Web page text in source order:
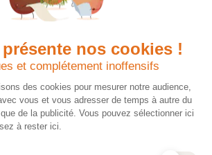
nos cookies !
et complétement inoffensifs
des cookies pour mesurer notre audience,
vous et vous adresser de temps à autre du
de la publicité. Vous pouvez sélectionner ici
à rester ici.
?
à une
d’utilité
est
% de l’impôt
de
des dons
Donner en confiance
Vos dons sont
déductibles à 75 % de
vos impôts. Depuis
plus de 15 ans, CARE
France est une